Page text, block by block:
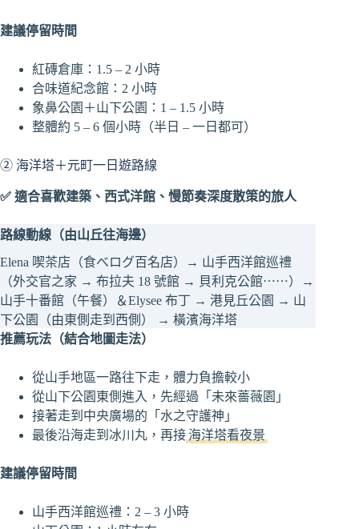
建議停留時間
紅磚倉庫：1.5 – 2 小時
合味道紀念館：2 小時
象鼻公園＋山下公園：1 – 1.5 小時
整體約 5 – 6 個小時（半日 – 一日都可）
② 海洋塔＋元町一日遊路線
✅ 適合喜歡建築、西式洋館、慢節奏深度散策的旅人
路線動線（由山丘往海邊）
Elena 喫茶店（食べログ百名店）→ 山手西洋館巡禮
（外交官之家 → 布拉夫 18 號館 → 貝利克公館⋯⋯）→
山手十番館（午餐）＆Elysee 布丁 → 港見丘公園 → 山
下公園（由東側走到西側） → 橫濱海洋塔
推薦玩法（結合地圖走法）
從山手地區一路往下走，體力負擔較小
從山下公園東側進入，先經過「未來薔薇園」
接著走到中央廣場的「水之守護神」
最後沿海走到冰川丸，再接 海洋塔看夜景
建議停留時間
山手西洋館巡禮：2 – 3 小時